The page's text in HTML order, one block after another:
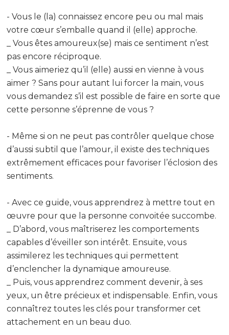
- Vous le (la) connaissez encore peu ou mal mais
votre cœur s’emballe quand il (elle) approche.
_ Vous êtes amoureux(se) mais ce sentiment n’est
pas encore réciproque.
_ Vous aimeriez qu’il (elle) aussi en vienne à vous
aimer ? Sans pour autant lui forcer la main, vous
vous demandez s’il est possible de faire en sorte que
cette personne s’éprenne de vous ?
- Même si on ne peut pas contrôler quelque chose
d’aussi subtil que l’amour, il existe des techniques
extrêmement efficaces pour favoriser l’éclosion des
sentiments.
- Avec ce guide, vous apprendrez à mettre tout en
œuvre pour que la personne convoitée succombe.
_ D’abord, vous maîtriserez les comportements
capables d’éveiller son intérêt. Ensuite, vous
assimilerez les techniques qui permettent
d’enclencher la dynamique amoureuse.
_ Puis, vous apprendrez comment devenir, à ses
yeux, un être précieux et indispensable. Enfin, vous
connaîtrez toutes les clés pour transformer cet
attachement en un beau duo.